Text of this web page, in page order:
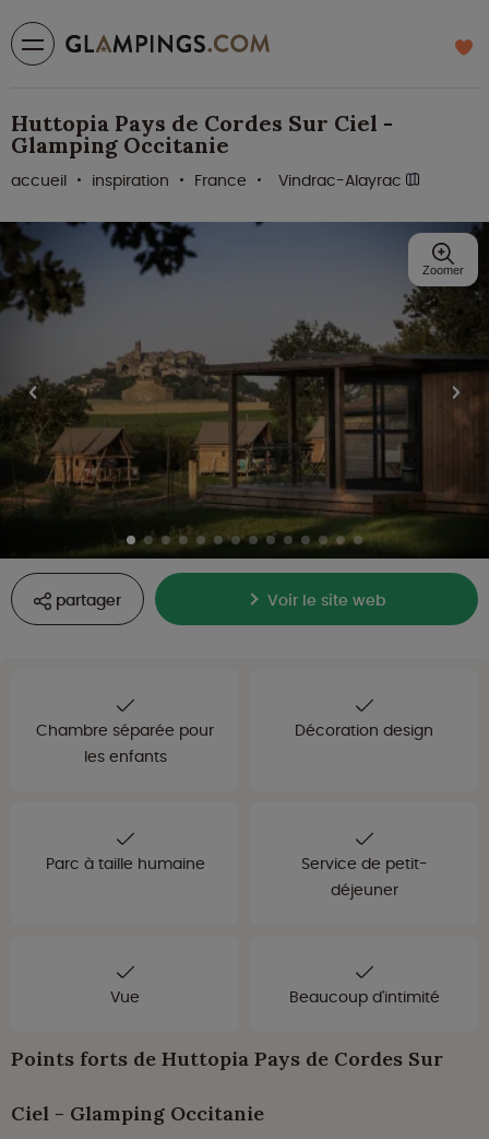
Huttopia Pays de Cordes Sur Ciel -
Glamping Occitanie
accueil inspiration France Vindrac-Alayrac
partager Voir le site web
Zoomer
Chambre séparée pour
les enfants
Décoration design
Parc à taille humaine
Service de petit-
déjeuner
Vue Beaucoup d'intimité
Points forts de Huttopia Pays de Cordes Sur
Ciel - Glamping Occitanie